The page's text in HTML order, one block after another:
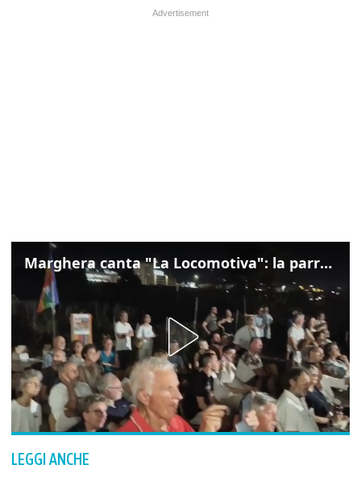
Marghera canta "La Locomotiva": la parrocchia della Cita ricorda Guccini
LEGGI ANCHE